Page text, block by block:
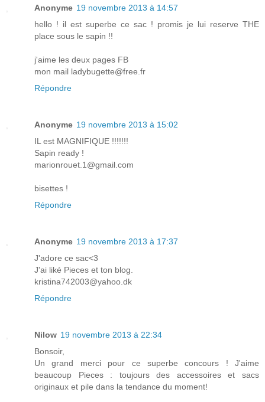
Anonyme 19 novembre 2013 à 14:57
hello ! il est superbe ce sac ! promis je lui reserve THE
place sous le sapin !!
j'aime les deux pages FB
mon mail ladybugette@free.fr
Répondre
Anonyme 19 novembre 2013 à 15:02
IL est MAGNIFIQUE !!!!!!!
Sapin ready !
marionrouet.1@gmail.com
bisettes !
Répondre
Anonyme 19 novembre 2013 à 17:37
J'adore ce sac<3
J'ai liké Pieces et ton blog.
kristina742003@yahoo.dk
Répondre
Nilow 19 novembre 2013 à 22:34
Bonsoir,
Un grand merci pour ce superbe concours ! J'aime
beaucoup Pieces : toujours des accessoires et sacs
originaux et pile dans la tendance du moment!